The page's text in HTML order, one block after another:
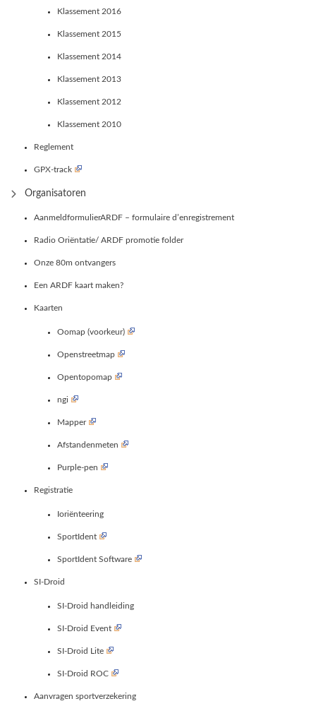
Klassement 2016
Klassement 2015
Klassement 2014
Klassement 2013
Klassement 2012
Klassement 2010
Reglement
GPX-track
Organisatoren
AanmeldformulierARDF – formulaire d’enregistrement
Radio Oriëntatie/ ARDF promotie folder
Onze 80m ontvangers
Een ARDF kaart maken?
Kaarten
Oomap (voorkeur)
Openstreetmap
Opentopomap
ngi
Mapper
Afstandenmeten
Purple-pen
Registratie
Ioriënteering
SportIdent
SportIdent Software
SI-Droid
SI-Droid handleiding
SI-Droid Event
SI-Droid Lite
SI-Droid ROC
Aanvragen sportverzekering